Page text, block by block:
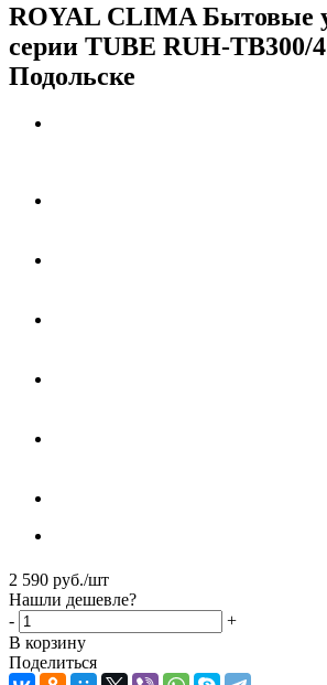
ROYAL CLIMA Бытовые
серии TUBE RUH-TB300/
Подольске
2 590 руб./шт
Нашли дешевле?
-
+
В корзину
Поделиться